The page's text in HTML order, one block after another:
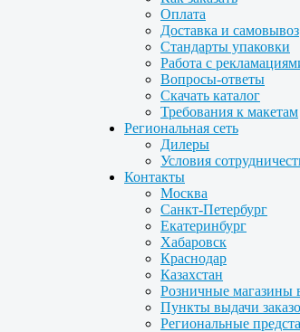
Оплата
Доставка и самовывоз
Стандарты упаковки
Работа с
Вопросы-ответы
Скачать каталог
Требования к макетам
Региональная сеть
Дилеры
Условия
Контакты
Москва
Санкт-Петербург
Екатеринбург
Хабаровск
Краснодар
Казахстан
Розничные магазины
Пункты выдачи
Региональные